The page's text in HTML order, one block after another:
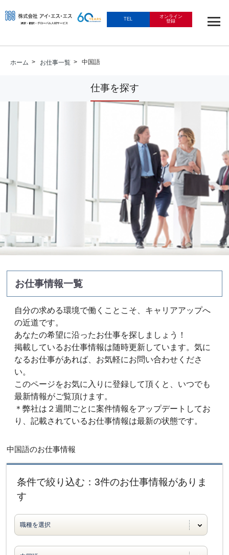
TEL
オンライン
登録
ホーム > お仕事一覧 > 中国語
仕事を探す
お仕事情報一覧
自分の求める環境で働くことこそ、キャリアアップへ
の近道です。
あなたの希望に沿ったお仕事を探しましょう！
掲載しているお仕事情報は随時更新しています。気に
なるお仕事があれば、お気軽にお問い合わせくださ
い。
このページをお気に入りに登録して頂くと、いつでも
最新情報がご覧頂けます。
＊弊社は２週間ごとに案件情報をアップデートしてお
り、記載されているお仕事情報は最新の状態です。
中国語のお仕事情報
条件で絞り込む：3件のお仕事情報がありま
す